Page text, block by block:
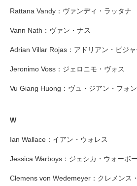
Rattana Vandy：ヴァンディ・ラッタナ
Vann Nath：ヴァン・ナス
Adrian Villar Rojas：アドリアン・ビジ
Jeronimo Voss：ジェロニモ・ヴォス
Vu Giang Huong：ヴュ・ジアン・フォン
W
Ian Wallace：イアン・ウォレス
Jessica Warboys：ジェシカ・ウォーボ
Clemens von Wedemeyer：クレメンス